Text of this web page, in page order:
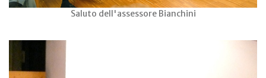
Saluto dell'assessore Bianchini